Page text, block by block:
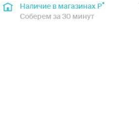
Наличие в магазинах Р
Соберем за 30 минут